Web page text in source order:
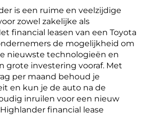
is een ruime en veelzijdige
zowel zakelijke als
financial leasen van een Toyota
de mogelijkheid om
nieuwste technologieën en
grote investering vooraf. Met
per maand behoud je
en kun je de auto na de
inruilen voor een nieuw
financial lease